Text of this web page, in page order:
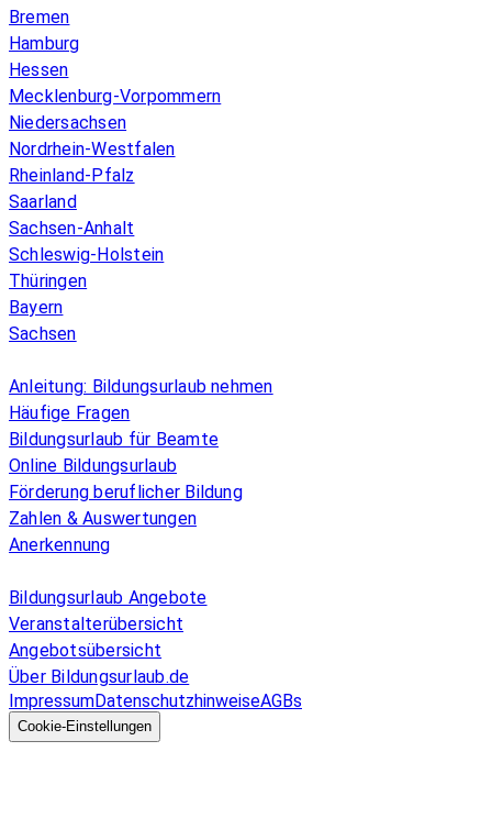
Bremen
Hamburg
Hessen
Mecklenburg-Vorpommern
Niedersachsen
Nordrhein-Westfalen
Rheinland-Pfalz
Saarland
Sachsen-Anhalt
Schleswig-Holstein
Thüringen
Bayern
Sachsen
Anleitung: Bildungsurlaub nehmen
Häufige Fragen
Bildungsurlaub für Beamte
Online Bildungsurlaub
Förderung beruflicher Bildung
Zahlen & Auswertungen
Anerkennung
Bildungsurlaub Angebote
Veranstalterübersicht
Angebotsübersicht
Über Bildungsurlaub.de
ImpressumDatenschutzhinweiseAGBs
Cookie-Einstellungen